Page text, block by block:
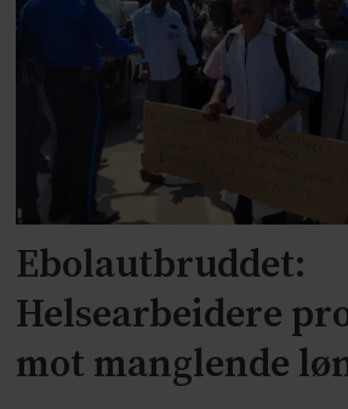
Ebolautbruddet:
Helsearbeidere
mot manglende